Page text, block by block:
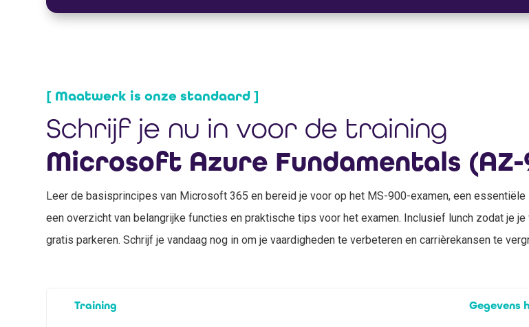
[ Maatwerk is onze standaard ]
Schrijf je nu in voor de training
Microsoft Azure Fundamentals (AZ-
Leer de basisprincipes van Microsoft 365 en bereid je voor op het MS-900-examen, een
een overzicht van belangrijke functies en praktische tips voor het examen. Inclusief lunch zodat je
gratis parkeren. Schrijf je vandaag nog in om je vaardigheden te verbeteren en carrièrekansen te
a
Training Gegevens